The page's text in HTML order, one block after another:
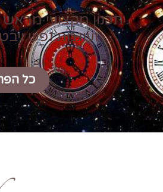
תכנון מקצועי
ועוגמת נפש
כל